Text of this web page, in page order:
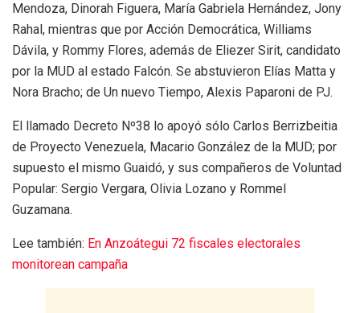
Mendoza, Dinorah Figuera, María Gabriela Hernández, Jony
Rahal, mientras que por Acción Democrática, Williams
Dávila, y Rommy Flores, además de Eliezer Sirit, candidato
por la MUD al estado Falcón. Se abstuvieron Elías Matta y
Nora Bracho; de Un nuevo Tiempo, Alexis Paparoni de PJ.
El llamado Decreto Nº38 lo apoyó sólo Carlos Berrizbeitia
de Proyecto Venezuela, Macario González de la MUD; por
supuesto el mismo Guaidó, y sus compañeros de Voluntad
Popular: Sergio Vergara, Olivia Lozano y Rommel
Guzamana.
Lee también: En Anzoátegui 72 fiscales electorales
monitorean campaña